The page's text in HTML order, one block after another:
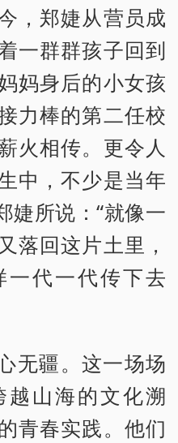
，郑婕从营员成
一群群孩子回到
妈身后的小女孩
力棒的第二任校
火相传。更令人
中，不少是当年
婕所说：“就像一
落回这片土里，
代一代传下去
无疆。这一场场
山海的文化溯
青春实践。他们